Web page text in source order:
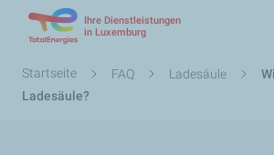
Inhalt
Ihre Dienstleistungen
in Luxemburg
Pfadnavigation
Startseite FAQ Ladesäule
Ladesäule?